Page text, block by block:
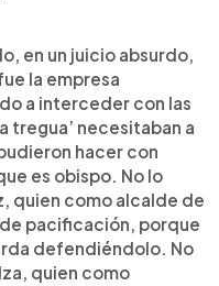
en un juicio absurdo,
la empresa
a interceder con las
tregua’ necesitaban a
hacer con
es obispo. No lo
quien como alcalde de
pacificación, porque
defendiéndolo. No
quien como